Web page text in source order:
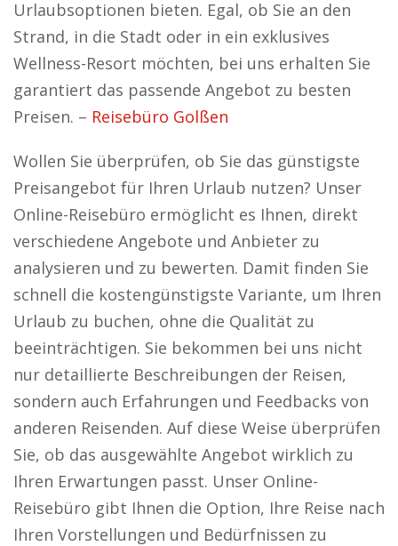
Urlaubsoptionen bieten. Egal, ob Sie an den
Strand, in die Stadt oder in ein exklusives
Wellness-Resort möchten, bei uns erhalten Sie
garantiert das passende Angebot zu besten
Preisen. – Reisebüro Golßen
Wollen Sie überprüfen, ob Sie das günstigste
Preisangebot für Ihren Urlaub nutzen? Unser
Online-Reisebüro ermöglicht es Ihnen, direkt
verschiedene Angebote und Anbieter zu
analysieren und zu bewerten. Damit finden Sie
schnell die kostengünstigste Variante, um Ihren
Urlaub zu buchen, ohne die Qualität zu
beeinträchtigen. Sie bekommen bei uns nicht
nur detaillierte Beschreibungen der Reisen,
sondern auch Erfahrungen und Feedbacks von
anderen Reisenden. Auf diese Weise überprüfen
Sie, ob das ausgewählte Angebot wirklich zu
Ihren Erwartungen passt. Unser Online-
Reisebüro gibt Ihnen die Option, Ihre Reise nach
Ihren Vorstellungen und Bedürfnissen zu